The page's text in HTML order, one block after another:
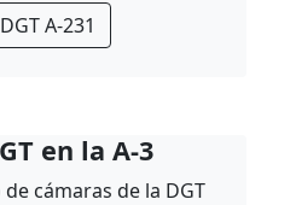
A-231
en la A-3
cámaras de la DGT